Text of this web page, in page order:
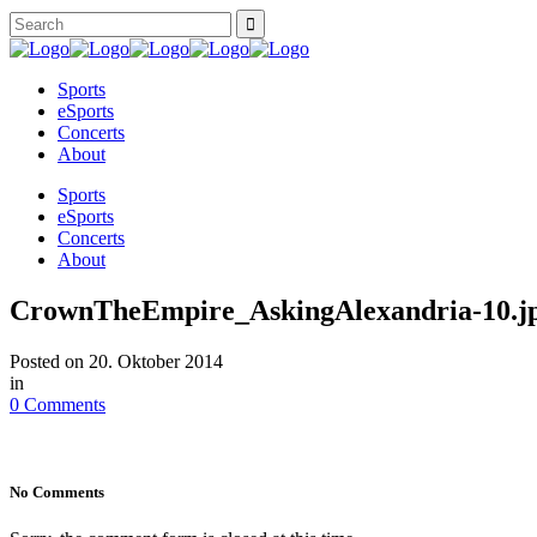
Sports
eSports
Concerts
About
Sports
eSports
Concerts
About
CrownTheEmpire_AskingAlexandria-
Posted on 20. Oktober 2014
in
0 Comments
No Comments